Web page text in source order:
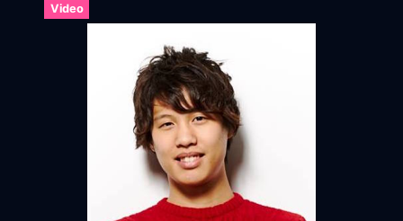
Video